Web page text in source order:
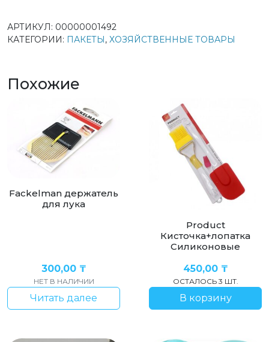
АРТИКУЛ: 00000001492
КАТЕГОРИИ: ПАКЕТЫ, ХОЗЯЙСТВЕННЫЕ ТОВАРЫ
Похожие
Fackelman держатель
для лука
300,00 ₸
НЕТ В НАЛИЧИИ
Читать далее
Product
Кисточка+лопатка
Силиконовые
450,00 ₸
ОСТАЛОСЬ 3 ШТ.
В корзину